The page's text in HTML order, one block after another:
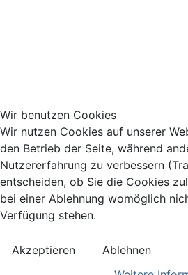
Wir benutzen Cookies
Wir nutzen Cookies auf unserer
den Betrieb der Seite, während
Nutzererfahrung zu verbessern
entscheiden, ob Sie die Cookies
bei einer Ablehnung womöglich
Verfügung stehen.
Akzeptieren
Ablehnen